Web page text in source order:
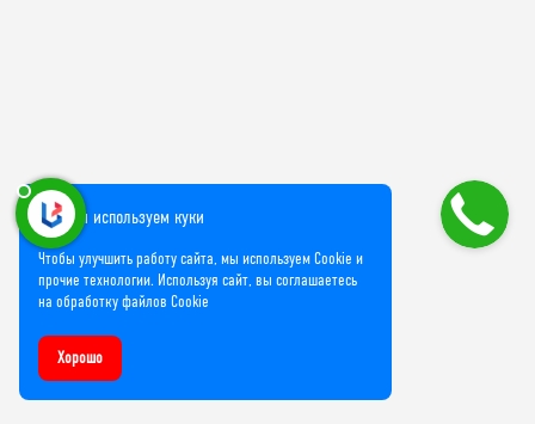
Мы используем куки
Чтобы улучшить работу сайта, мы используем Cookie и
прочие технологии. Используя сайт, вы соглашаетесь
на обработку файлов Cookie
Хорошо